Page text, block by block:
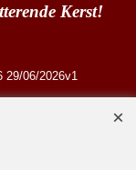
Kerst!
06/2026v1